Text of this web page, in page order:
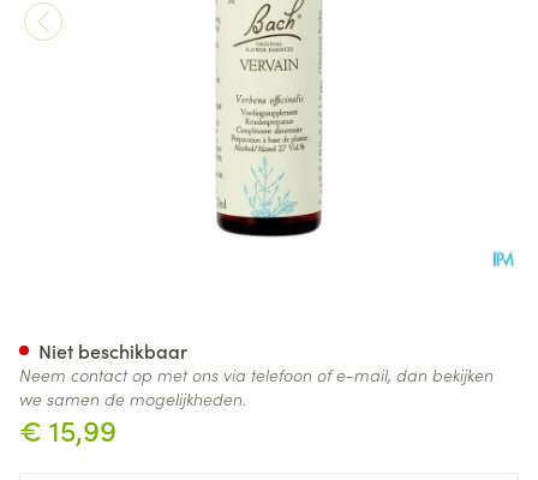
€ 15,99
Niet beschikbaar
Neem contact op met ons via telefoon of e-mail, dan bekijken
we samen de mogelijkheden.